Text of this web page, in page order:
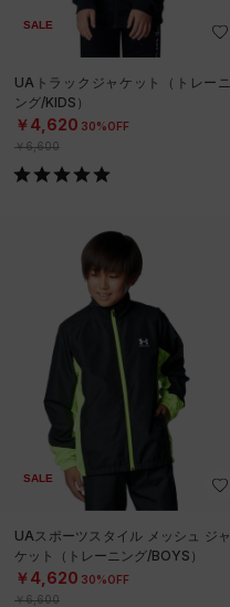
SALE
UAトラックジャケット（トレーニ
ング/KIDS）
￥4,620 30%OFF
￥6,600
SALE
UAスポーツスタイル メッシュ ジャ
ケット（トレーニング/BOYS）
￥4,620 30%OFF
￥6,600